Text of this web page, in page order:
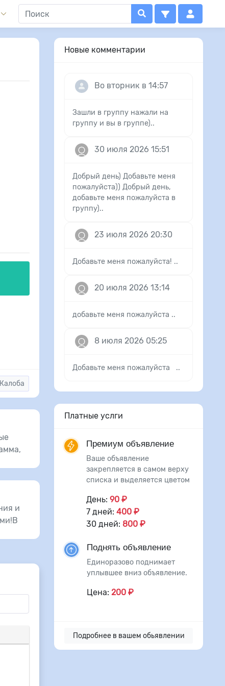
и
Новые комментарии
Во вторник в 14:57
Зашли в группу нажали на
группу и вы в группе)..
30 июля 2026 15:51
Добрый день) Добавьте меня
пожалуйста)) Добрый день,
добавьте меня пожалуйста в
группу)..
23 июля 2026 20:30
Добавьте меня пожалуйста! ..
20 июля 2026 13:14
добавьте меня пожалуйста ..
8 июля 2026 05:25
Добавьте меня пожалуйста ..
Платные услги
Премиум объявление
Ваше объявление
закрепляется в самом верху
списка и выделяется цветом
День: 90 ₽
7 дней: 400 ₽
30 дней: 800 ₽
Поднять объявление
Единоразово поднимает
уплывшее вниз объявление.
Цена: 200 ₽
Подробнее в вашем обьявлении